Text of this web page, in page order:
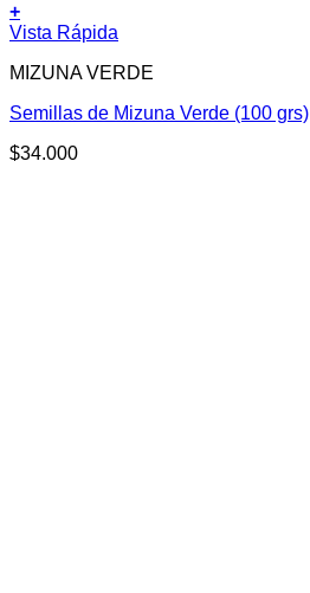
+
Vista Rápida
MIZUNA VERDE
Semillas de Mizuna Verde (100 grs)
$34.000